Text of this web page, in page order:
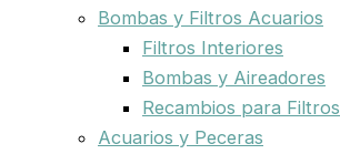
Bombas y Filtros Acuarios
Filtros Interiores
Bombas y Aireadores
Recambios para Filtros
Acuarios y Peceras